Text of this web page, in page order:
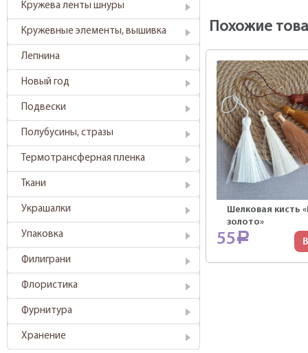
Кружева ленты шнуры
Кружевные элементы, вышивка
Лепнина
Новый год
Подвески
Полубусины, стразы
Термотрансферная пленка
Ткани
Украшалки
Упаковка
Филиграни
Флористика
Фурнитура
Хранение
Похожие
Шелковая кисть
золото»
55Р